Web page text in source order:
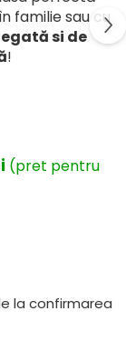
familie sau cu
si de
!
(pret pentru
la confirmarea